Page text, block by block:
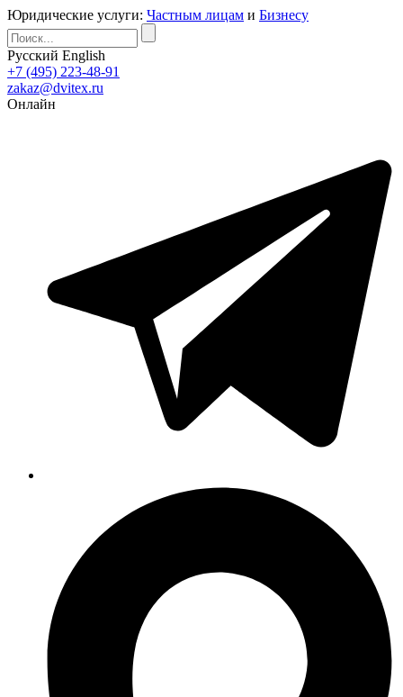
Юридические услуги: Частным лицам и Бизнесу
Русский English
+7 (495) 223-48-91
zakaz@dvitex.ru
Онлайн